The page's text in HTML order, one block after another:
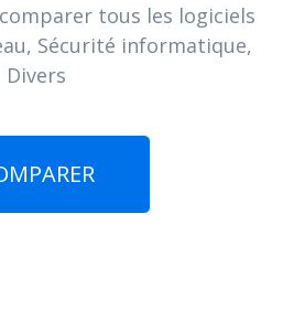
tous les logiciels
Sécurité informatique,
Divers